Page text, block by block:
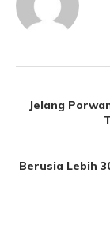
Jelang
Berusia Lebih